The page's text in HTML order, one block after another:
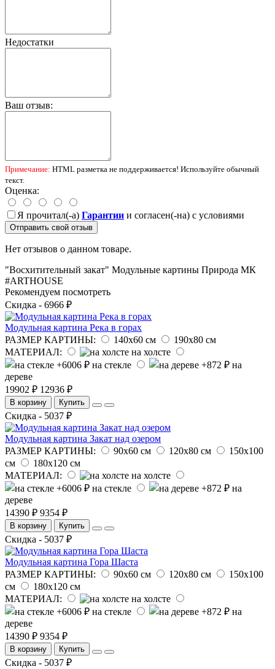
Недостатки
Ваш отзыв:
Примечание: HTML разметка не поддерживается! Используйте обычный
текст.
Оценка:
Я прочитал(-а) Гарантии и согласен(-на) с условиями
Отправить свой отзыв
Нет отзывов о данном товаре.
"Восхитительный закат" Модульные картины Природа МК
#ARTHOUSE
Рекомендуем посмотреть
Скидка - 6966 ₽
Модульная картина Река в горах
РАЗМЕР КАРТИНЫ:
140х60 см
190х80 см
МАТЕРИАЛ:
на холсте
на стекле
на
дереве
19902 ₽ 12936 ₽
В корзину Купить
Скидка - 5037 ₽
Модульная картина Закат над озером
РАЗМЕР КАРТИНЫ:
90х60 см 120х80 см
150х100
см
180х120 см
МАТЕРИАЛ:
на холсте
на стекле
на
дереве
14390 ₽ 9354 ₽
В корзину Купить
Скидка - 5037 ₽
Модульная картина Гора Шаста
РАЗМЕР КАРТИНЫ:
90х60 см 120х80 см
150х100
см
180х120 см
МАТЕРИАЛ:
на холсте
на стекле
на
дереве
14390 ₽ 9354 ₽
В корзину Купить
Скидка - 5037 ₽